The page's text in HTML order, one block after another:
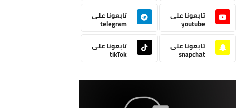
تابعونا على
youtube
تابعونا على
telegram
تابعونا على
snapchat
تابعونا على
tikTok